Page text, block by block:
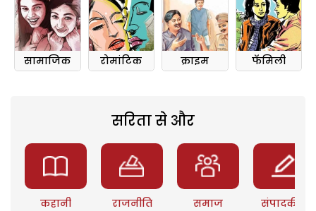
सामाजिक रोमांटिक क्राइम फॅमिली
सरिता से और
कहानी राजनीति समाज संपादकीय